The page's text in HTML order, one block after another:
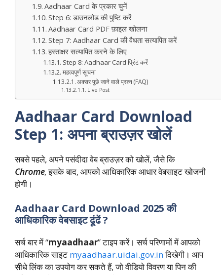
Aadhaar Card के प्रकार चुनें
Step 6: डाउनलोड की पुष्टि करें
Aadhaar Card PDF फ़ाइल खोलना
Step 7: Aadhaar Card की वैधता सत्यापित करें
हस्ताक्षर सत्यापित करने के लिए
Step 8: Aadhaar Card प्रिंट करें
महत्वपूर्ण सूचना
अक्सर पूछे जाने वाले प्रश्न (FAQ)
Live Post
Aadhaar Card Download
Step 1: अपना ब्राउज़र खोलें
सबसे पहले, अपने पसंदीदा वेब ब्राउज़र को खोलें, जैसे कि
Chrome, इसके बाद, आपको आधिकारिक आधार वेबसाइट खोजनी
होगी।
Aadhaar Card Download 2025 की
आधिकारिक वेबसाइट ढूंढें ?
सर्च बार में “myaadhaar” टाइप करें। सर्च परिणामों में आपको
आधिकारिक साइट myaadhaar.uidai.gov.inदिखेगी। आप
सीधे लिंक का उपयोग कर सकते हैं, जो वीडियो विवरण या पिन की